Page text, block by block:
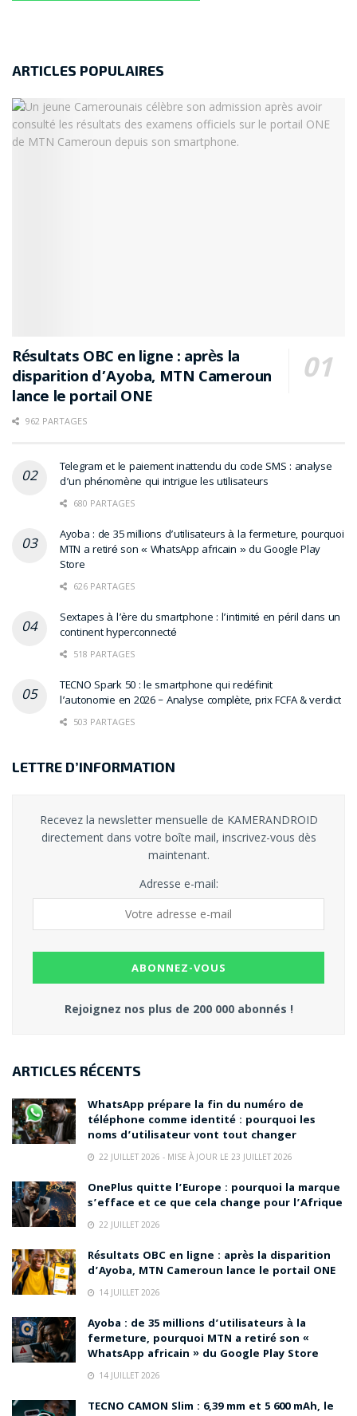
ARTICLES POPULAIRES
Résultats OBC en ligne : après la
disparition d’Ayoba, MTN Cameroun
lance le portail ONE
962 PARTAGES
Telegram et le paiement inattendu du code SMS : analyse
d’un phénomène qui intrigue les utilisateurs
680 PARTAGES
Ayoba : de 35 millions d’utilisateurs à la fermeture, pourquoi
MTN a retiré son « WhatsApp africain » du Google Play
Store
626 PARTAGES
Sextapes à l’ère du smartphone : l’intimité en péril dans un
continent hyperconnecté
518 PARTAGES
TECNO Spark 50 : le smartphone qui redéfinit
l’autonomie en 2026 – Analyse complète, prix FCFA & verdict
503 PARTAGES
LETTRE D’INFORMATION
Recevez la newsletter mensuelle de KAMERANDROID
directement dans votre boîte mail, inscrivez-vous dès
maintenant.
Adresse e-mail:
Rejoignez nos plus de 200 000 abonnés !
ARTICLES RÉCENTS
WhatsApp prépare la fin du numéro de
téléphone comme identité : pourquoi les
noms d’utilisateur vont tout changer
22 JUILLET 2026 - MISE À JOUR LE 23 JUILLET 2026
OnePlus quitte l’Europe : pourquoi la marque
s’efface et ce que cela change pour l’Afrique
22 JUILLET 2026
Résultats OBC en ligne : après la disparition
d’Ayoba, MTN Cameroun lance le portail ONE
14 JUILLET 2026
Ayoba : de 35 millions d’utilisateurs à la
fermeture, pourquoi MTN a retiré son «
WhatsApp africain » du Google Play Store
14 JUILLET 2026
TECNO CAMON Slim : 6,39 mm et 5 600 mAh, le